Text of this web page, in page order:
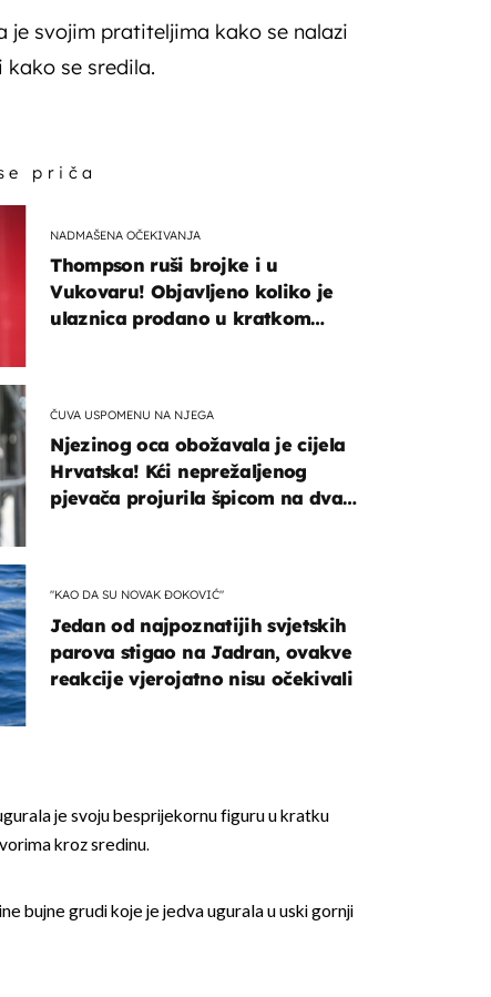
je svojim pratiteljima kako se nalazi
kako se sredila.
priča
NADMAŠENA OČEKIVANJA
Thompson ruši brojke i u
Vukovaru! Objavljeno koliko je
ulaznica prodano u kratkom
ČUVA USPOMENU NA NJEGA
Njezinog oca obožavala je cijela
Hrvatska! Kći neprežaljenog
pjevača projurila špicom na dva
"KAO DA SU NOVAK ĐOKOVIĆ"
Jedan od najpoznatijih svjetskih
parova stigao na Jadran, ovakve
reakcije vjerojatno nisu očekivali
je svoju besprijekornu figuru u kratku
kroz sredinu.
bujne grudi koje je jedva ugurala u uski gornji